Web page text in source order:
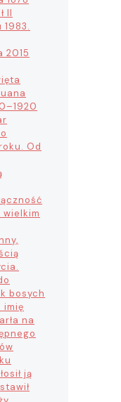
II
2015
Od
wielkim
bosych
imię
na
ją